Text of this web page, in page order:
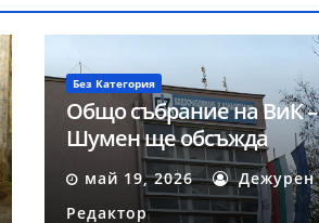
Без Категория
Общо събрание на ВиК –
Шумен ще обсъжда
ключови въпроси на 26
маймай 19, 2026
Дежурен
Редактор